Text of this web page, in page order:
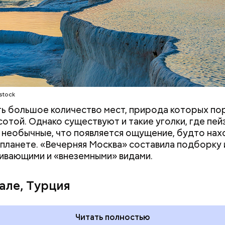
большое количество мест, природа которых
Однако существуют и такие уголки, где
необычные, что появляется ощущение, будто
«Вечерняя Москва» составила подборку
и «внеземными» видами.
Турция
Читать полностью
— испанский бизнесмен, который начинал с
контролировать акции своей компании. Его
примерно в 148 миллиардов долларов.
(118 лет)
претендовать и
документы